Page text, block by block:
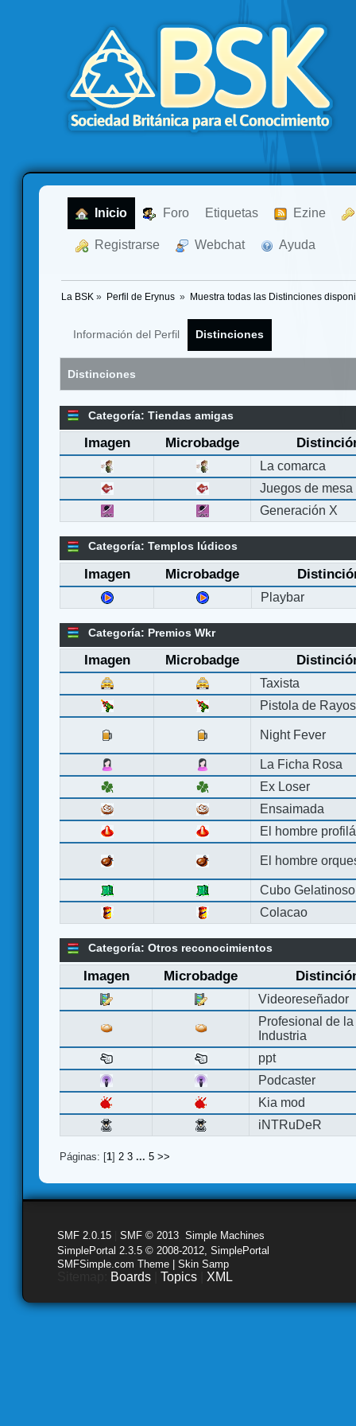
Inicio Foro Etiquetas Ezine
Registrarse Webchat Ayuda
La BSK » Perfil de Erynus » Muestra todas las Distinciones
Información del Perfil Distinciones
Distinciones
Categoría: Tiendas amigas
Imagen Microbadge
La comarca
Juegos de mesa
Generación X
Categoría: Templos lúdicos
Imagen Microbadge
Playbar
Categoría: Premios Wkr
Imagen Microbadge
Taxista
Pistola de Rayos
Night Fever
La Ficha Rosa
Ex Loser
Ensaimada
El hombre
El hombre
Cubo Gelatinoso
Colacao
Categoría: Otros reconocimientos
Imagen Microbadge
Videoreseñador
Profesional de la
Industria
ppt
Podcaster
Kia mod
iNTRuDeR
Páginas: [1] 2 3 ... 5 >>
SMF 2.0.15 SMF © 2013 Simple Machines
SimplePortal 2.3.5 © 2008-2012, SimplePortal
SMFSimple.com Theme | Skin Samp
Boards Topics XML